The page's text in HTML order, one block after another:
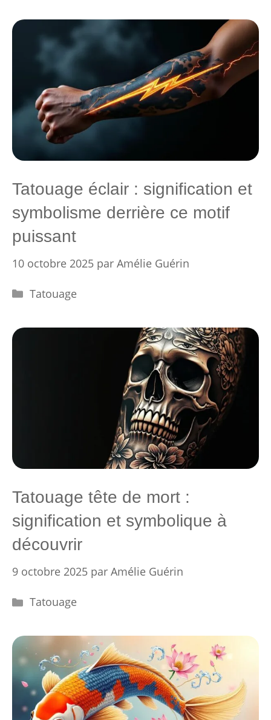
Tatouage éclair : signification et
symbolisme derrière ce motif
puissant
10 octobre 2025 par Amélie Guérin
Catégories
Tatouage
Tatouage tête de mort :
signification et symbolique à
découvrir
9 octobre 2025 par Amélie Guérin
Catégories
Tatouage